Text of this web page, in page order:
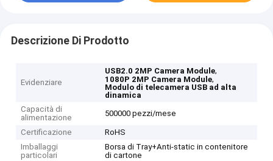
Descrizione Di Prodotto
Evidenziare
USB2.0 2MP Camera Module,
1080P 2MP Camera Module,
Modulo di telecamera USB ad alta
dinamica
Capacità di
alimentazione
500000 pezzi/mese
Certificazione
RoHS
Imballaggi
particolari
Borsa di Tray+Anti-static in contenitore
di cartone